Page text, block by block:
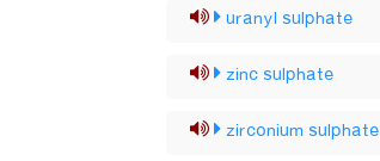
uranyl sulphate
zinc sulphate
zirconium sulphate